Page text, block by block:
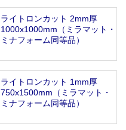
ライトロンカット 2mm厚
1000x1000mm（ミラマット・
ミナフォーム同等品）
ライトロンカット 1mm厚
750x1500mm（ミラマット・
ミナフォーム同等品）